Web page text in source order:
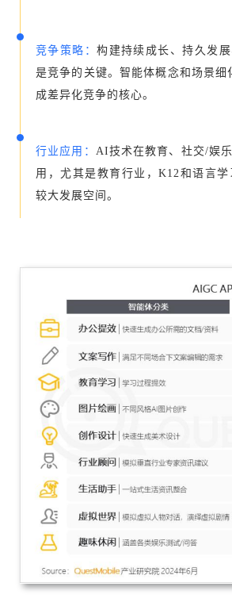
竞争策略：构建持续成长、持久发
是竞争的关键。智能体概念和场景细
成差异化竞争的核心。
行业应用： AI技术在教育、社交/娱
用，尤其是教育行业，K12和语言
较大发展空间。